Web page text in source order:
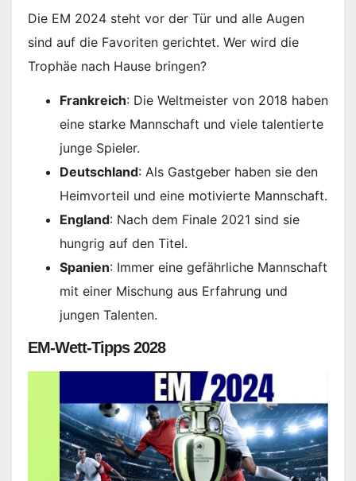
Die EM 2024 steht vor der Tür und alle Augen
sind auf die Favoriten gerichtet. Wer wird die
Trophäe nach Hause bringen?
Frankreich: Die Weltmeister von 2018 haben
eine starke Mannschaft und viele talentierte
junge Spieler.
Deutschland: Als Gastgeber haben sie den
Heimvorteil und eine motivierte Mannschaft.
England: Nach dem Finale 2021 sind sie
hungrig auf den Titel.
Spanien: Immer eine gefährliche Mannschaft
mit einer Mischung aus Erfahrung und
jungen Talenten.
EM-Wett-Tipps 2028